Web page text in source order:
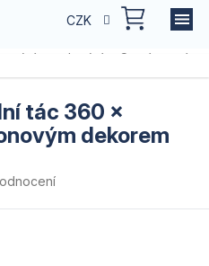
CZK
a stolování Servírovací
tác 360 x
dekorem